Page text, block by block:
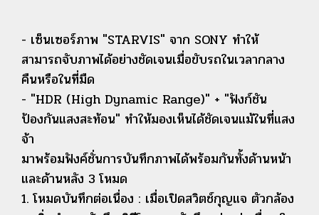
- เซ็นเซอร์ภาพ "STARVIS" จาก SONY ทำให้
สามารถจับภาพได้อย่างชัดเจนเมื่อขับรถในเวลากลาง
คืนหรือในที่มืด
- "HDR (High Dynamic Range)" + "ฟังก์ชัน
ป้องกันแสงสะท้อน" ทำให้มองเห็นได้ชัดเจนแม้ในที่แสง
จ้า
มาพร้อมฟังค์ชั่นการบันทึกภาพได้พร้อมกันทั้งด้านหน้า
และด้านหลัง 3 โหมด
1. โหมดบันทึกต่อเนื่อง : เมื่อเปิดสวิตช์กุญแจ ตัวกล้อง